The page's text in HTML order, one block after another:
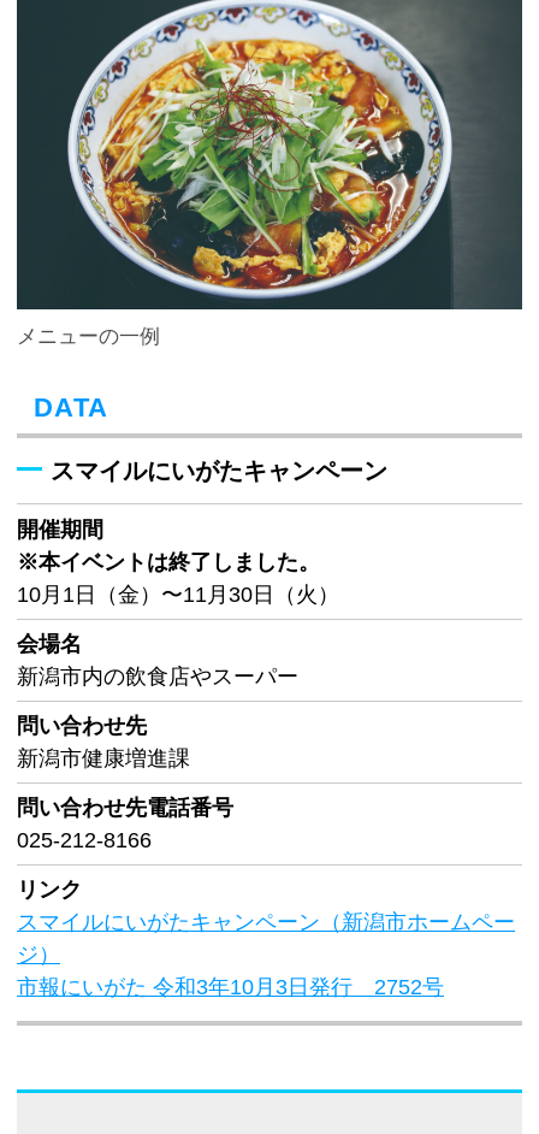
メニューの一例
DATA
スマイルにいがたキャンペーン
開催期間
※本イベントは終了しました。
10月1日（金）〜11月30日（火）
会場名
新潟市内の飲食店やスーパー
問い合わせ先
新潟市健康増進課
問い合わせ先電話番号
025-212-8166
リンク
スマイルにいがたキャンペーン（新潟市ホームペー
ジ）
市報にいがた 令和3年10月3日発行 2752号